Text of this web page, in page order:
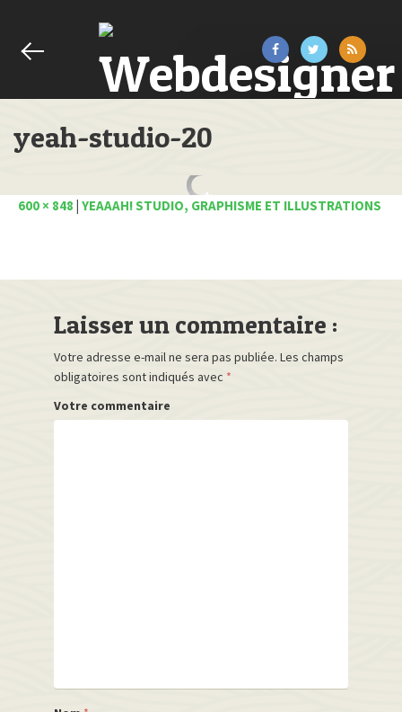
yeah-studio-20
600 × 848 | YEAAAH! STUDIO, GRAPHISME ET ILLUSTRATIONS
Laisser un commentaire :
Votre adresse e-mail ne sera pas publiée. Les champs
obligatoires sont indiqués avec *
Votre commentaire